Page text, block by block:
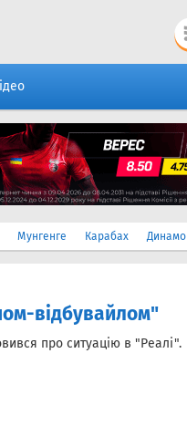
Мунгенге Карабах Динамо
відбувайлом"
про ситуацію в "Реалі".